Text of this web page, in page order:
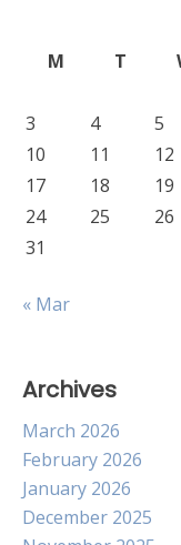
M
T
3
4 5
10
11 12
17
18 19
24
25 26
31
« Mar
Archives
March 2026
February 2026
January 2026
December 2025